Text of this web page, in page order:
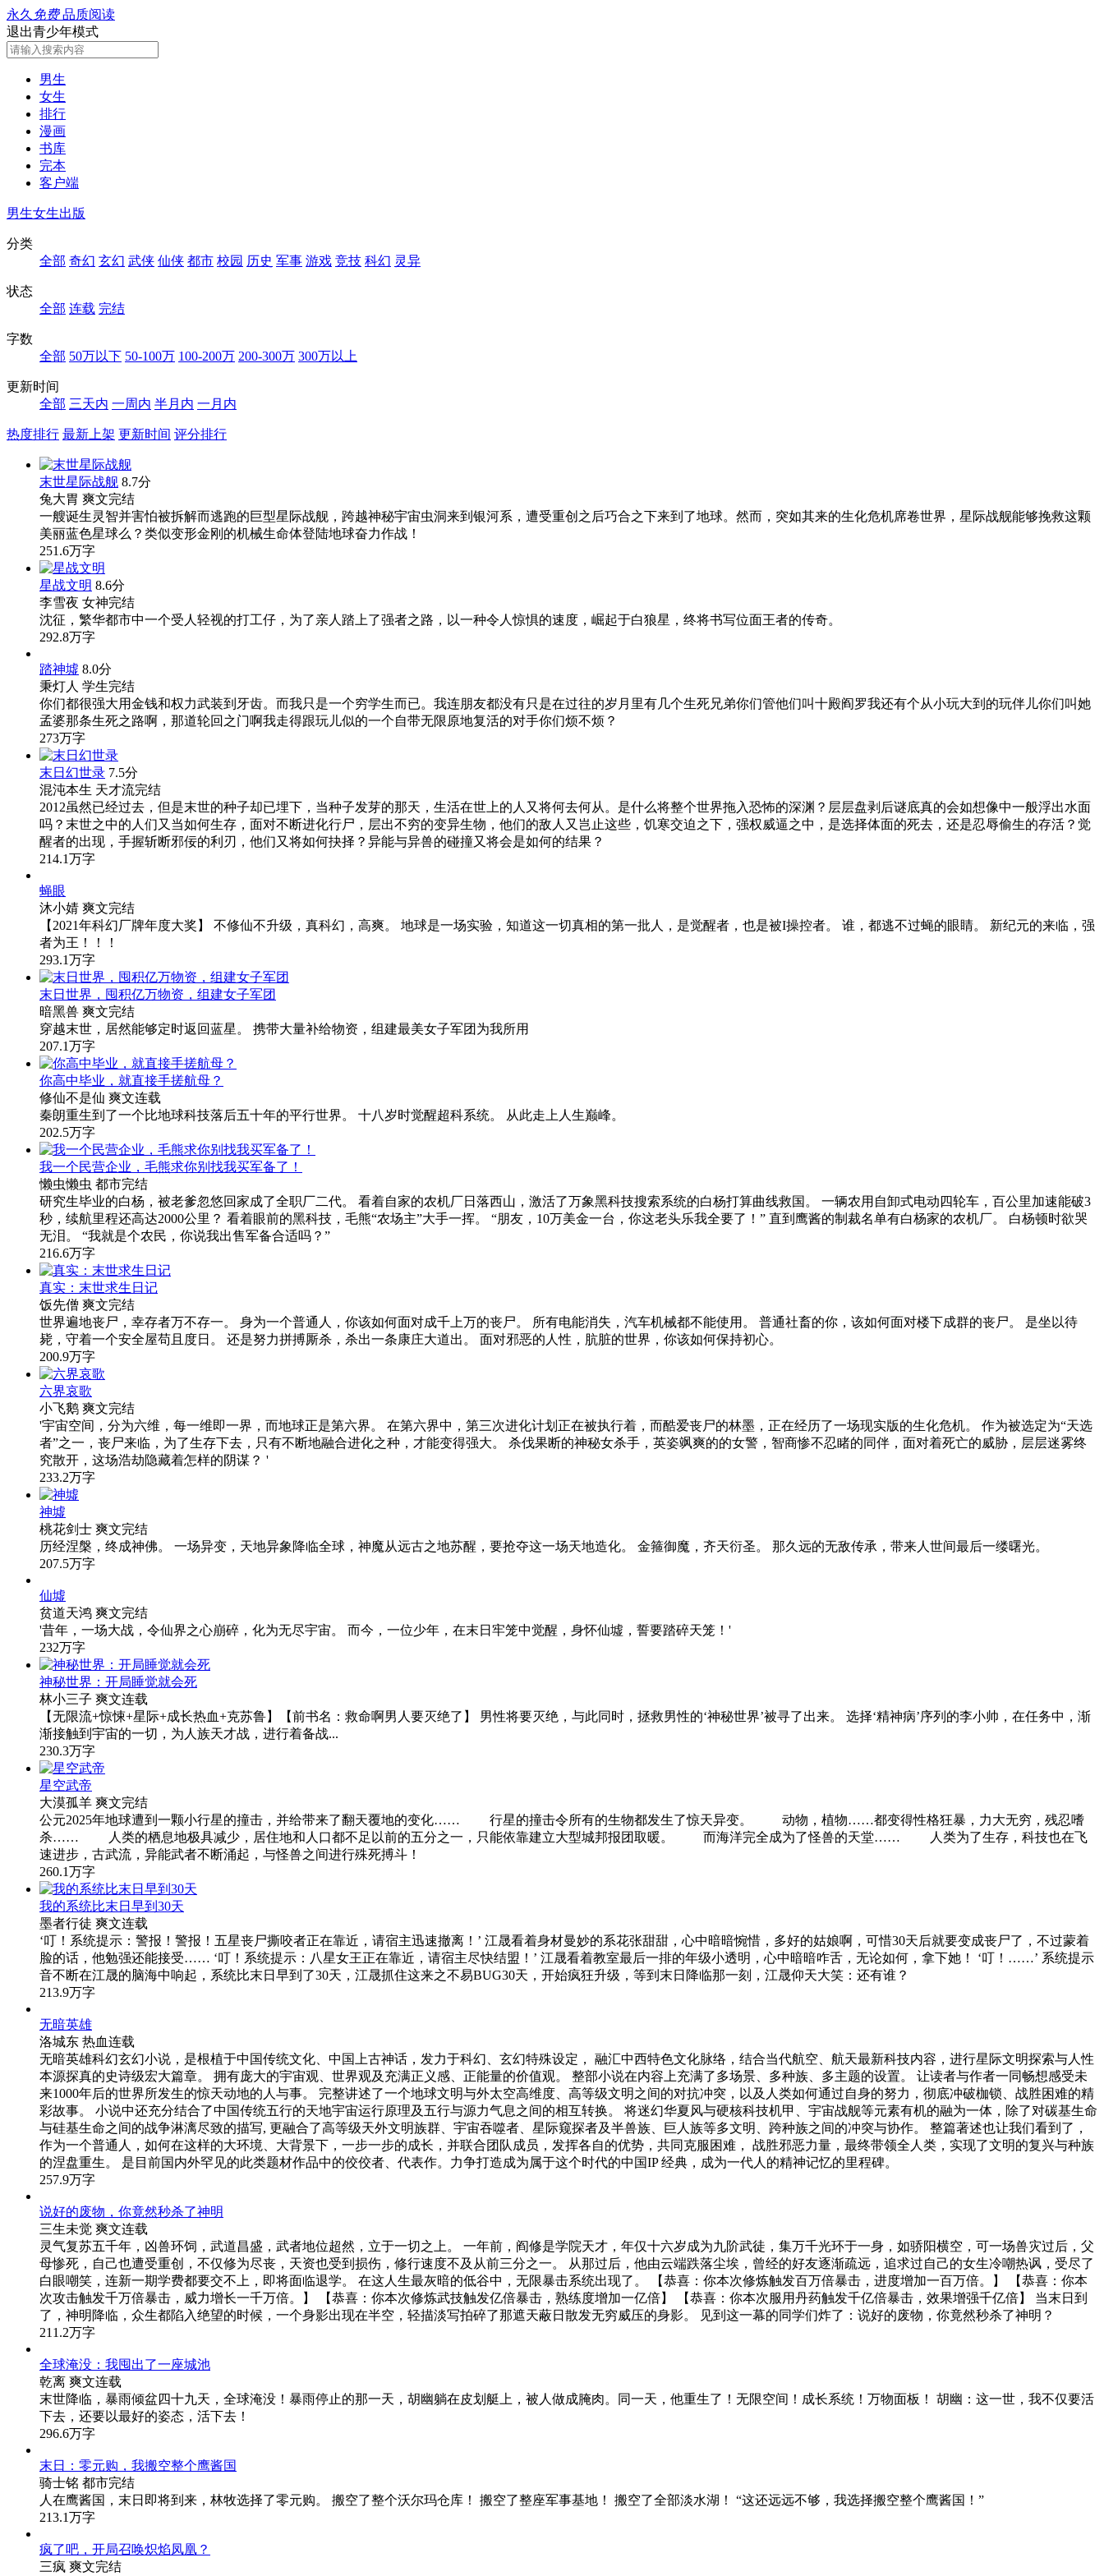
永久 免费品质阅读
退出青少年模式
男生
女生
排行
漫画
书库
完本
客户端
男生女生出版
分类
全部 奇幻 玄幻 武侠 仙侠 都市 校园 历史 军事 游戏 竞技 科幻 灵异
状态
全部 连载 完结
字数
全部 50万以下 50-100万 100-200万 200-300万 300万以上
更新时间
全部 三天内 一周内 半月内 一月内
热度排行 最新上架 更新时间 评分排行
末世星际战舰 8.7分
兔大胃 爽文完结
一艘诞生灵智并害怕被拆解而逃跑的巨型星际战舰，跨越神秘宇宙虫洞来到银河系，遭受重创之后巧合之下来到了地球。然而，突如其来的生化危机席卷世界，星际战舰能够挽救这颗
美丽蓝色星球么？类似变形金刚的机械生命体登陆地球奋力作战！
251.6万字
星战文明 8.6分
李雪夜 女神完结
沈征，繁华都市中一个受人轻视的打工仔，为了亲人踏上了强者之路，以一种令人惊惧的速度，崛起于白狼星，终将书写位面王者的传奇。
292.8万字
踏神墟 8.0分
秉灯人 学生完结
你们都很强大用金钱和权力武装到牙齿。而我只是一个穷学生而已。我连朋友都没有只是在过往的岁月里有几个生死兄弟你们管他们叫十殿阎罗我还有个从小玩大到的玩伴儿你们叫她
孟婆那条生死之路啊，那道轮回之门啊我走得跟玩儿似的一个自带无限原地复活的对手你们烦不烦？
273万字
末日幻世录 7.5分
混沌本生 天才流完结
2012虽然已经过去，但是末世的种子却已埋下，当种子发芽的那天，生活在世上的人又将何去何从。是什么将整个世界拖入恐怖的深渊？层层盘剥后谜底真的会如想像中一般浮出水面
吗？末世之中的人们又当如何生存，面对不断进化行尸，层出不穷的变异生物，他们的敌人又岂止这些，饥寒交迫之下，强权威逼之中，是选择体面的死去，还是忍辱偷生的存活？觉
醒者的出现，手握斩断邪佞的利刃，他们又将如何抉择？异能与异兽的碰撞又将会是如何的结果？
214.1万字
蝇眼
沐小婧 爽文完结
【2021年科幻厂牌年度大奖】 不修仙不升级，真科幻，高爽。 地球是一场实验，知道这一切真相的第一批人，是觉醒者，也是被I操控者。 谁，都逃不过蝇的眼睛。 新纪元的来临，强
者为王！！！
293.1万字
末日世界，囤积亿万物资，组建女子军团
暗黑兽 爽文完结
穿越末世，居然能够定时返回蓝星。 携带大量补给物资，组建最美女子军团为我所用
207.1万字
你高中毕业，就直接手搓航母？
修仙不是仙 爽文连载
秦朗重生到了一个比地球科技落后五十年的平行世界。 十八岁时觉醒超科系统。 从此走上人生巅峰。
202.5万字
我一个民营企业，毛熊求你别找我买军备了！
懒虫懒虫 都市 完结
研究生毕业的白杨，被老爹忽悠回家成了全职厂二代。 看着自家的农机厂日落西山，激活了万象黑科技搜索系统的白杨打算曲线救国。 一辆农用自卸式电动四轮车，百公里加速能破3
秒，续航里程还高达2000公里？ 看着眼前的黑科技，毛熊“农场主”大手一挥。 “朋友，10万美金一台，你这老头乐我全要了！” 直到鹰酱的制裁名单有白杨家的农机厂。 白杨顿时欲哭
无泪。 “我就是个农民，你说我出售军备合适吗？”
216.6万字
真实：末世求生日记
饭先僧 爽文完结
世界遍地丧尸，幸存者万不存一。 身为一个普通人，你该如何面对成千上万的丧尸。 所有电能消失，汽车机械都不能使用。 普通社畜的你，该如何面对楼下成群的丧尸。 是坐以待
毙，守着一个安全屋苟且度日。 还是努力拼搏厮杀，杀出一条康庄大道出。 面对邪恶的人性，肮脏的世界，你该如何保持初心。
200.9万字
六界哀歌
小飞鹅 爽文完结
'宇宙空间，分为六维，每一维即一界，而地球正是第六界。 在第六界中，第三次进化计划正在被执行着，而酷爱丧尸的林墨，正在经历了一场现实版的生化危机。 作为被选定为“天选
者”之一，丧尸来临，为了生存下去，只有不断地融合进化之种，才能变得强大。 杀伐果断的神秘女杀手，英姿飒爽的的女警，智商惨不忍睹的同伴，面对着死亡的威胁，层层迷雾终
究散开，这场浩劫隐藏着怎样的阴谋？ '
233.2万字
神墟
桃花剑士 爽文完结
历经涅槃，终成神佛。 一场异变，天地异象降临全球，神魔从远古之地苏醒，要抢夺这一场天地造化。 金箍御魔，齐天衍圣。 那久远的无敌传承，带来人世间最后一缕曙光。
207.5万字
仙墟
贫道天鸿 爽文 完结
'昔年，一场大战，令仙界之心崩碎，化为无尽宇宙。 而今，一位少年，在末日牢笼中觉醒，身怀仙墟，誓要踏碎天笼！'
232万字
神秘世界：开局睡觉就会死
林小三子
【无限流+惊悚+星际+成长热血+克苏鲁】【前书名：救命啊男人要灭绝了】 男性将要灭绝，与此同时，拯救男性的‘神秘世界’被寻了出来。 选择‘精神病’序列的李小帅，在任务中，渐
渐接触到宇宙的一切，为人族天才战，进行着备战...
230.3万字
星空武帝
大漠孤羊 爽文完结
公元2025年地球遭到一颗小行星的撞击，并给带来了翻天覆地的变化…… 行星的撞击令所有的生物都发生了惊天异变。 动物，植物……都变得性格狂暴，力大无穷，残忍嗜
杀…… 人类的栖息地极具减少，居住地和人口都不足以前的五分之一，只能依靠建立大型城邦报团取暖。 而海洋完全成为了怪兽的天堂…… 人类为了生存，科技也在飞
速进步，古武流，异能武者不断涌起，与怪兽之间进行殊死搏斗！
我的系统比末日早到30天
墨者行徒 爽文连载
‘叮！系统提示：警报！警报！五星丧尸撕咬者正在靠近，请宿主迅速撤离！’ 江晟看着身材曼妙的系花张甜甜，心中暗暗惋惜，多好的姑娘啊，可惜30天后就要变成丧尸了，不过蒙着
脸的话，他勉强还能接受…… ‘叮！系统提示：八星女王正在靠近，请宿主尽快结盟！’ 江晟看着教室最后一排的年级小透明，心中暗暗咋舌，无论如何，拿下她！ ‘叮！……’ 系统提示
音不断在江晟的脑海中响起，系统比末日早到了30天，江晟抓住这来之不易BUG30天，开始疯狂升级，等到末日降临那一刻，江晟仰天大笑：还有谁？
213.9万字
洛城东 热血连载
无暗英雄科幻玄幻小说，是根植于中国传统文化、中国上古神话，发力于科幻、玄幻特殊设定， 融汇中西特色文化脉络，结合当代航空、航天最新科技内容，进行星际文明探索与人性
本源探真的史诗级宏大篇章。 拥有庞大的宇宙观、世界观及充满正义感、正能量的价值观。 整部小说在内容上充满了多场景、多种族、多主题的设置。 让读者与作者一同畅想感受未
来1000年后的世界所发生的惊天动地的人与事。 完整讲述了一个地球文明与外太空高维度、高等级文明之间的对抗冲突，以及人类如何通过自身的努力，彻底冲破枷锁、战胜困难的精
彩故事。 小说中还充分结合了中国传统五行的天地宇宙运行原理及五行与源力气息之间的相互转换。 将迷幻华夏风与硬核科技机甲、宇宙战舰等元素有机的融为一体，除了对碳基生命
作为一个普通人，如何在这样的大环境、大背景下，一步一步的成长，并联合团队成员，发挥各自的优势，共同克服困难， 战胜邪恶力量，最终带领全人类，实现了文明的复兴与种族
的涅盘重生。 是目前国内外罕见的此类题材作品中的佼佼者、代表作。力争打造成为属于这个时代的中国IP 经典，成为一代人的精神记忆的里程碑。
257.9万字
三生未觉
爽文连载
灵气复苏五千年，凶兽环饲，武道昌盛，武者地位超然，立于一切之上。 一年前，阎修是学院天才，年仅十六岁成为九阶武徒，集万千光环于一身，如骄阳横空，可一场兽灾过后，父